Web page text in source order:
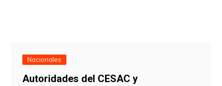
Nacionales
Autoridades del CESAC y